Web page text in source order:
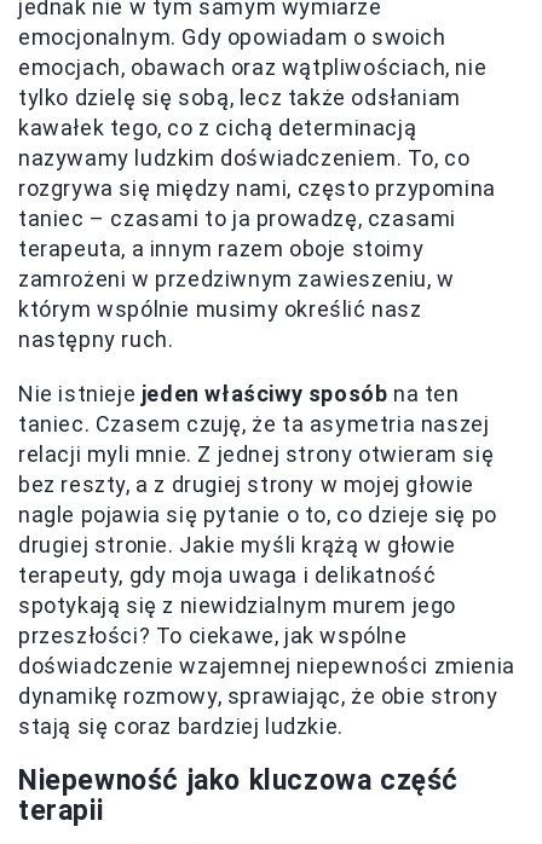
jednak nie w tym samym wymiarze
emocjonalnym. Gdy opowiadam o swoich
emocjach, obawach oraz wątpliwościach, nie
tylko dzielę się sobą, lecz także odsłaniam
kawałek tego, co z cichą determinacją
nazywamy ludzkim doświadczeniem. To, co
rozgrywa się między nami, często przypomina
taniec – czasami to ja prowadzę, czasami
terapeuta, a innym razem oboje stoimy
zamrożeni w przedziwnym zawieszeniu, w
którym wspólnie musimy określić nasz
następny ruch.
Nie istnieje jeden właściwy sposób na ten
taniec. Czasem czuję, że ta asymetria naszej
relacji myli mnie. Z jednej strony otwieram się
bez reszty, a z drugiej strony w mojej głowie
nagle pojawia się pytanie o to, co dzieje się po
drugiej stronie. Jakie myśli krążą w głowie
terapeuty, gdy moja uwaga i delikatność
spotykają się z niewidzialnym murem jego
przeszłości? To ciekawe, jak wspólne
doświadczenie wzajemnej niepewności zmienia
dynamikę rozmowy, sprawiając, że obie strony
stają się coraz bardziej ludzkie.
Niepewność jako kluczowa część
terapii